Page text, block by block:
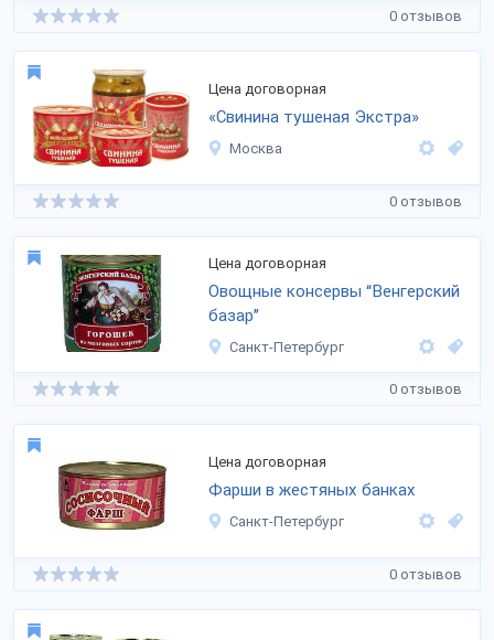
0 отзывов
Цена договорная
«Свинина тушеная Экстра»
Москва
0 отзывов
Цена договорная
Овощные консервы “Венгерский
базар”
Санкт-Петербург
0 отзывов
Цена договорная
Фарши в жестяных банках
Санкт-Петербург
0 отзывов